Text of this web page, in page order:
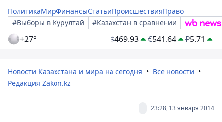
ПолитикаМирФинансыСтатьиПроисшествияПраво
#Выборы в Курултай
#Казахстан в сравнении
+27° $469.93 €541.64 ₽5.71
Новости Казахстана и мира на сегодня
Все новости
Редакция Zakon.kz
23:28, 13 января 2014